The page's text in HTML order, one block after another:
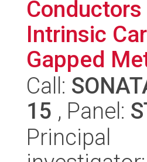
Conductors
Intrinsic
Gapped
Call:
15 , Panel:
Principal